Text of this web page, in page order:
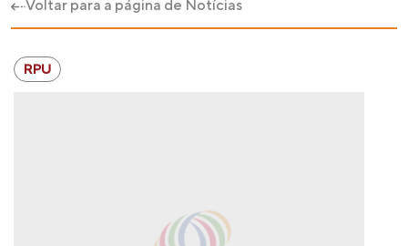
Voltar para a página de Notícias
RPU